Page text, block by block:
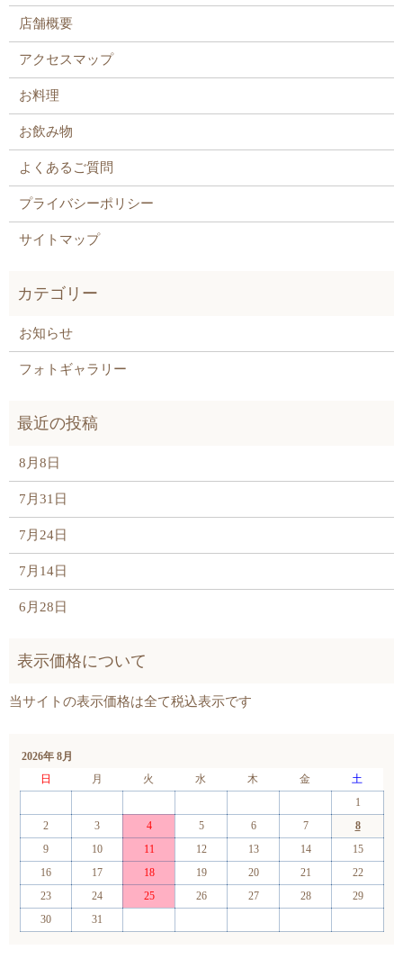
店舗概要
アクセスマップ
お料理
お飲み物
よくあるご質問
プライバシーポリシー
サイトマップ
お知らせ
フォトギャラリー
8月8日
7月31日
7月24日
7月14日
6月28日
2026年 8月
日
月 火 水 木 金
土
1
2
3 4 5 6 7
8
9
10 11 12 13 14
15
16
17 18 19 20 21
22
23
24 25 26 27 28
29
30
31